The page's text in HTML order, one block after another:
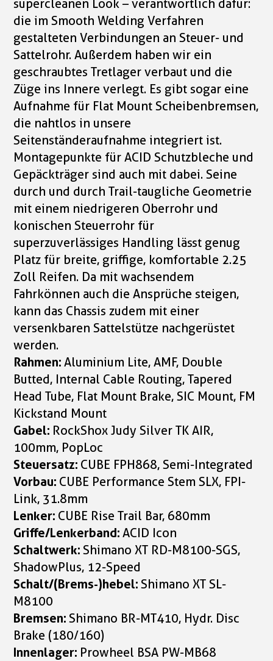
supercleanen Look – verantwortlich dafür:
die im Smooth Welding Verfahren
gestalteten Verbindungen an Steuer- und
Sattelrohr. Außerdem haben wir ein
geschraubtes Tretlager verbaut und die
Züge ins Innere verlegt. Es gibt sogar eine
Aufnahme für Flat Mount Scheibenbremsen,
die nahtlos in unsere
Seitenständeraufnahme integriert ist.
Montagepunkte für ACID Schutzbleche und
Gepäckträger sind auch mit dabei. Seine
durch und durch Trail-taugliche Geometrie
mit einem niedrigeren Oberrohr und
konischen Steuerrohr für
superzuverlässiges Handling lässt genug
Platz für breite, griffige, komfortable 2.25
Zoll Reifen. Da mit wachsendem
Fahrkönnen auch die Ansprüche steigen,
kann das Chassis zudem mit einer
versenkbaren Sattelstütze nachgerüstet
werden.
Rahmen:Aluminium Lite, AMF, Double
Butted, Internal Cable Routing, Tapered
Head Tube, Flat Mount Brake, SIC Mount, FM
Kickstand Mount
Gabel: RockShox Judy Silver TK AIR,
100mm, PopLoc
Steuersatz: CUBE FPH868, Semi-Integrated
Vorbau: CUBE Performance Stem SLX, FPI-
Link, 31.8mm
Lenker: CUBE Rise Trail Bar, 680mm
Griffe/Lenkerband:ACID Icon
Schaltwerk:Shimano XT RD-M8100-SGS,
ShadowPlus, 12-Speed
Schalt/(Brems-)hebel:Shimano XT SL-
M8100
Bremsen:Shimano BR-MT410, Hydr. Disc
Brake (180/160)
Innenlager: Prowheel BSA PW-MB68